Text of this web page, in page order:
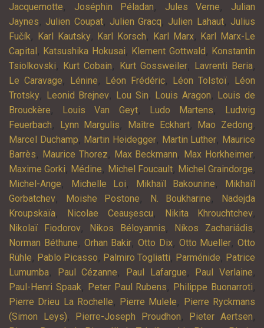
Jacquemotte, Joséphin Péladan, Jules Verne, Julian
Jaynes, Julien Coupat, Julien Gracq, Julien Lahaut, Julius
Fučík, Karl Kautsky, Karl Korsch, Karl Marx, Karl Marx-Le
Capital , Katsushika Hokusai, Klement Gottwald , Konstantin
Tsiolkovski, Kurt Cobain, Kurt Gossweiler, Lavrenti Beria,
Le Caravage, Lénine, Léon Frédéric, Léon Tolstoï,
Léon
Trotsky, Leonid Brejnev, Lou Sin, Louis Aragon, Louis de
Brouckère, Louis Van Geyt, Ludo Martens,
Ludwig
Feuerbach, Lynn Margulis, Maître Eckhart, Mao Zedong,
Marcel Duchamp, Martin Heidegger, Martin Luther, Maurice
Barrès, Maurice Thorez, Max Beckmann, Max Horkheimer,
Maxime Gorki, Médine, Michel Foucault, Michel Graindorge,
Michel-Ange, Michelle Loi, Mikhaïl Bakounine,
Mikhaïl
Gorbatchev, Moishe Postone, N. Boukharine,
Nadejda
Kroupskaïa, Nicolae Ceaușescu, Nikita Khrouchtchev,
Nikolaï Fiodorov, Nikos Béloyannis, Níkos Zachariádis,
Norman Béthune, Orhan Bakir, Otto Dix, Otto Mueller, Otto
Rühle, Pablo Picasso, Palmiro Togliatti, Parménide, Patrice
Lumumba, Paul Cézanne, Paul Lafargue, Paul Verlaine,
Paul-Henri Spaak, Peter Paul Rubens, Philippe Buonarroti,
Pierre Drieu La Rochelle, Pierre Mulele,
Pierre Ryckmans
(Simon Leys), Pierre-Joseph Proudhon, Pieter Aertsen,